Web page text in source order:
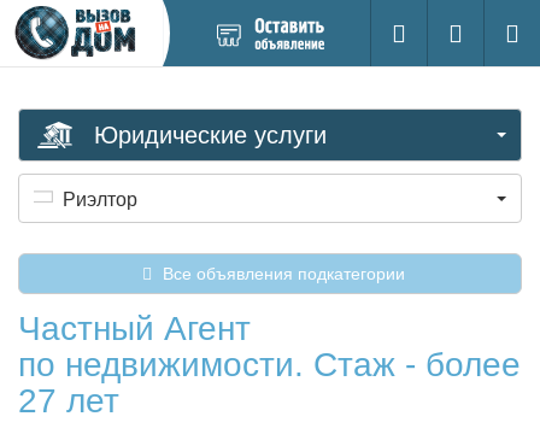
новое
Поиск
Вход на
Юридические услуги
Риэлтор
Все объявления подкатегории
Частный Агент
по недвижимости. Стаж - более
27 лет